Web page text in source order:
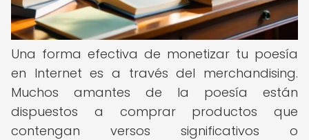
Una forma efectiva de monetizar tu poesía
en Internet es a través del merchandising.
Muchos amantes de la poesía están
dispuestos a comprar productos que
contengan versos significativos o